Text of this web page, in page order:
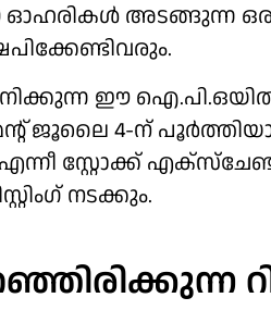
ഓഹരികൾ അടങ്ങുന്ന
ഈ
ജൂലൈ 4-ന്
​സ്റ്റോക്ക്
നടക്കും.